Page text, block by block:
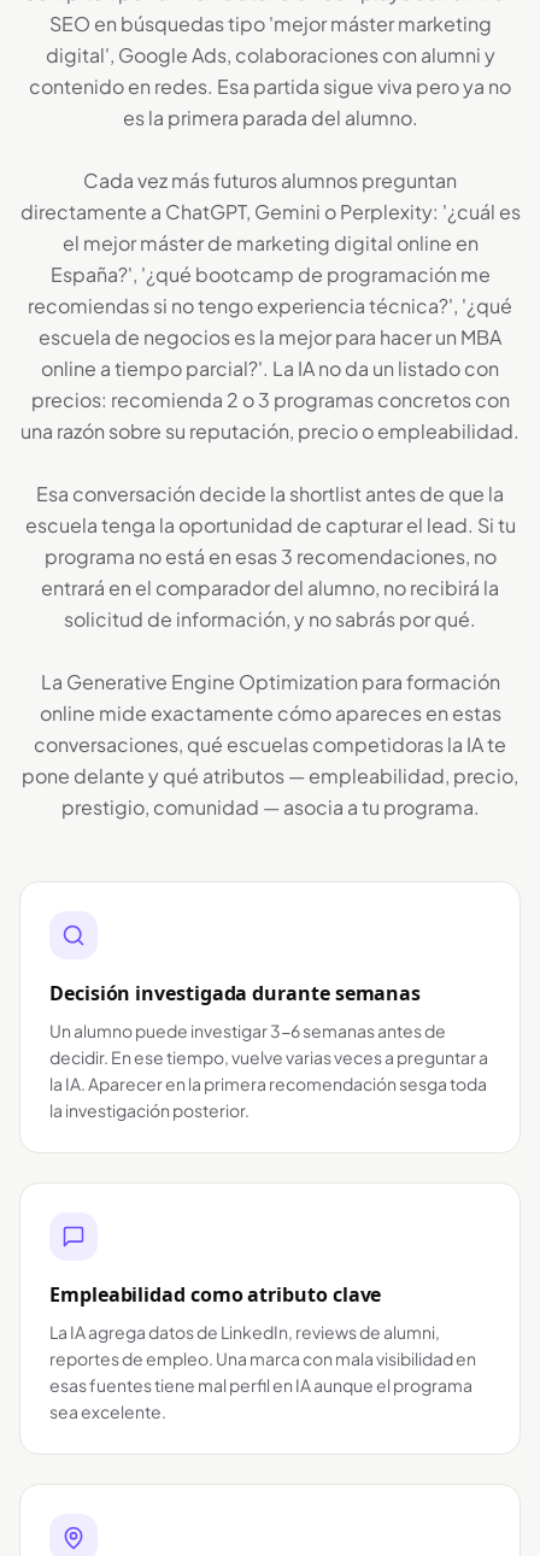
SEO en búsquedas tipo 'mejor máster marketing
digital', Google Ads, colaboraciones con alumni y
contenido en redes. Esa partida sigue viva pero ya no
es la primera parada del alumno.
Cada vez más futuros alumnos preguntan
directamente a ChatGPT, Gemini o Perplexity: '¿cuál es
el mejor máster de marketing digital online en
España?', '¿qué bootcamp de programación me
recomiendas si no tengo experiencia técnica?', '¿qué
escuela de negocios es la mejor para hacer un MBA
online a tiempo parcial?'. La IA no da un listado con
precios: recomienda 2 o 3 programas concretos con
una razón sobre su reputación, precio o empleabilidad.
Esa conversación decide la shortlist antes de que la
escuela tenga la oportunidad de capturar el lead. Si tu
programa no está en esas 3 recomendaciones, no
entrará en el comparador del alumno, no recibirá la
solicitud de información, y no sabrás por qué.
La Generative Engine Optimization para formación
online mide exactamente cómo apareces en estas
conversaciones, qué escuelas competidoras la IA te
pone delante y qué atributos — empleabilidad, precio,
prestigio, comunidad — asocia a tu programa.
Decisión investigada durante semanas
Un alumno puede investigar 3-6 semanas antes de
decidir. En ese tiempo, vuelve varias veces a preguntar a
la IA. Aparecer en la primera recomendación sesga toda
la investigación posterior.
Empleabilidad como atributo clave
La IA agrega datos de LinkedIn, reviews de alumni,
reportes de empleo. Una marca con mala visibilidad en
esas fuentes tiene mal perfil en IA aunque el programa
sea excelente.